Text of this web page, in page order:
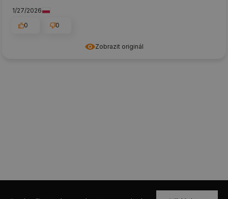
Zobrazit originál
1/27/2026
0
0